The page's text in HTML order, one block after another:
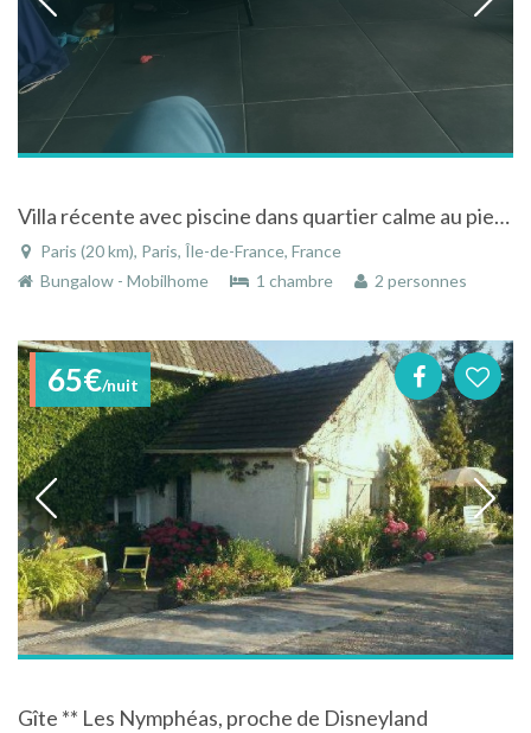
Villa récente avec piscine dans quartier calme au pied des Cévennes Gardoises
Paris (20 km), Paris, Île-de-France, France
Bungalow - Mobilhome
1 chambre 2 personnes
65€/nuit
Gîte ** Les Nymphéas, proche de Disneyland